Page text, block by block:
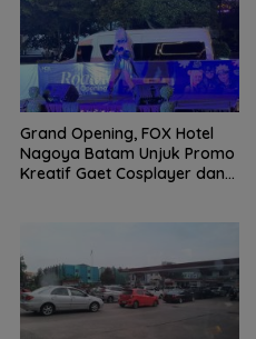
Grand Opening, FOX Hotel
Nagoya Batam Unjuk Promo
Kreatif Gaet Cosplayer dan